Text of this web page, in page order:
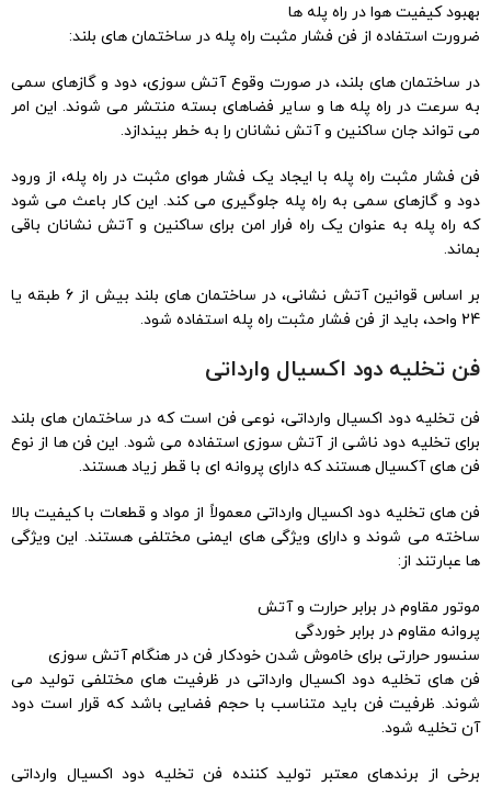
بهبود کیفیت هوا در راه پله ها
ضرورت استفاده از فن فشار مثبت راه پله در ساختمان های بلند:
در ساختمان های بلند، در صورت وقوع آتش سوزی، دود و گازهای سمی
به سرعت در راه پله ها و سایر فضاهای بسته منتشر می شوند. این امر
می تواند جان ساکنین و آتش نشانان را به خطر بیندازد.
فن فشار مثبت راه پله با ایجاد یک فشار هوای مثبت در راه پله، از ورود
دود و گازهای سمی به راه پله جلوگیری می کند. این کار باعث می شود
که راه پله به عنوان یک راه فرار امن برای ساکنین و آتش نشانان باقی
بماند.
بر اساس قوانین آتش نشانی، در ساختمان های بلند بیش از 6 طبقه یا
24 واحد، باید از فن فشار مثبت راه پله استفاده شود.
فن تخلیه دود اکسیال وارداتی
فن تخلیه دود اکسیال وارداتی، نوعی فن است که در ساختمان های بلند
برای تخلیه دود ناشی از آتش سوزی استفاده می شود. این فن ها از نوع
فن های آکسیال هستند که دارای پروانه ای با قطر زیاد هستند.
فن های تخلیه دود اکسیال وارداتی معمولاً از مواد و قطعات با کیفیت بالا
ساخته می شوند و دارای ویژگی های ایمنی مختلفی هستند. این ویژگی
ها عبارتند از:
موتور مقاوم در برابر حرارت و آتش
پروانه مقاوم در برابر خوردگی
سنسور حرارتی برای خاموش شدن خودکار فن در هنگام آتش سوزی
فن های تخلیه دود اکسیال وارداتی در ظرفیت های مختلفی تولید می
شوند. ظرفیت فن باید متناسب با حجم فضایی باشد که قرار است دود
آن تخلیه شود.
برخی از برندهای معتبر تولید کننده فن تخلیه دود اکسیال وارداتی